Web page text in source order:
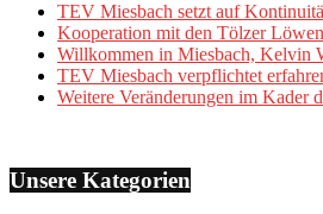
TEV Miesbach setzt auf
Kooperation mit den Tölzer
Willkommen in Miesbach, Kelvin
TEV Miesbach verpflichtet
Weitere Veränderungen im Kader
Unsere Kategorien